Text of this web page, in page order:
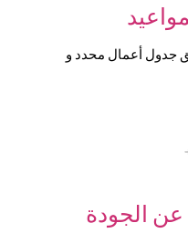
جدول أعمال محدد و
عن الجودة